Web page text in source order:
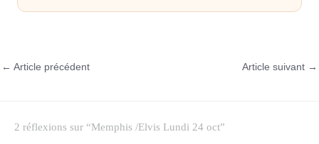
← Article précédent Article suivant →
2 réflexions sur “Memphis /Elvis Lundi 24 oct”